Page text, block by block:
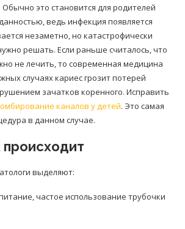
это становится для родителей
ведь инфекция появляется
незаметно, но катастрофически
решать. Если раньше считалось, что
не лечить, то современная медицина
случаях кариес грозит потерей
зачатков коренного. Исправить
каналов у детей. Это самая
в данном случае.
выделяют:
частое использование трубочки